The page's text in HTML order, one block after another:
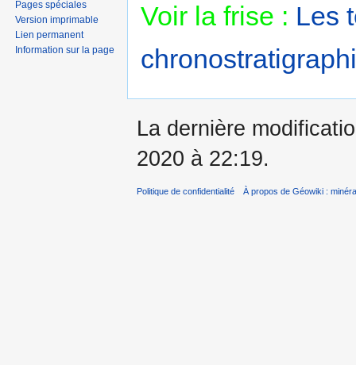
Voir la frise : Les
Pages spéciales
Version imprimable
Lien permanent
Information sur la page
La dernière
2020 à 22:19.
Politique de confidentialité À propos de Géowiki :